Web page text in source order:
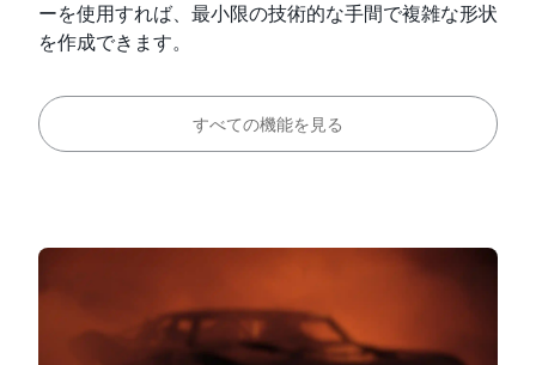
ーを使用すれば、最小限の技術的な手間で複雑な形状
を作成できます。
すべての機能を見る